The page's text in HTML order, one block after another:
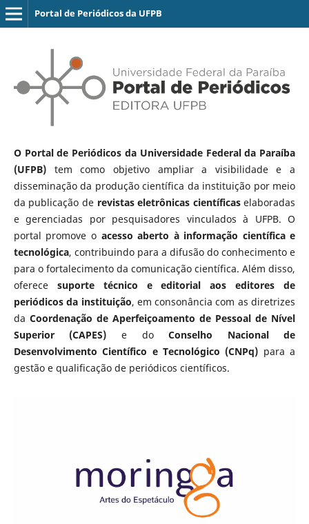
Portal de Periódicos da UFPB
O Portal de Periódicos da Universidade Federal da Paraíba
(UFPB)tem como objetivo ampliar a visibilidade e a
disseminação da produção científica da instituição por meio
da publicação de revistas eletrônicas científicaselaboradas
e gerenciadas por pesquisadores vinculados à UFPB. O
portal promove o acesso aberto à informação científica e
tecnológica, contribuindo para a difusão do conhecimento e
para o fortalecimento da comunicação científica. Além disso,
oferece suporte técnico e editorial aos editores de
periódicos da instituição, em consonância com as diretrizes
da Coordenação de Aperfeiçoamento de Pessoal de Nível
Superior (CAPES) e doConselho Nacional de
Desenvolvimento Científico e Tecnológico (CNPq) para a
gestão e qualificação de periódicos científicos.